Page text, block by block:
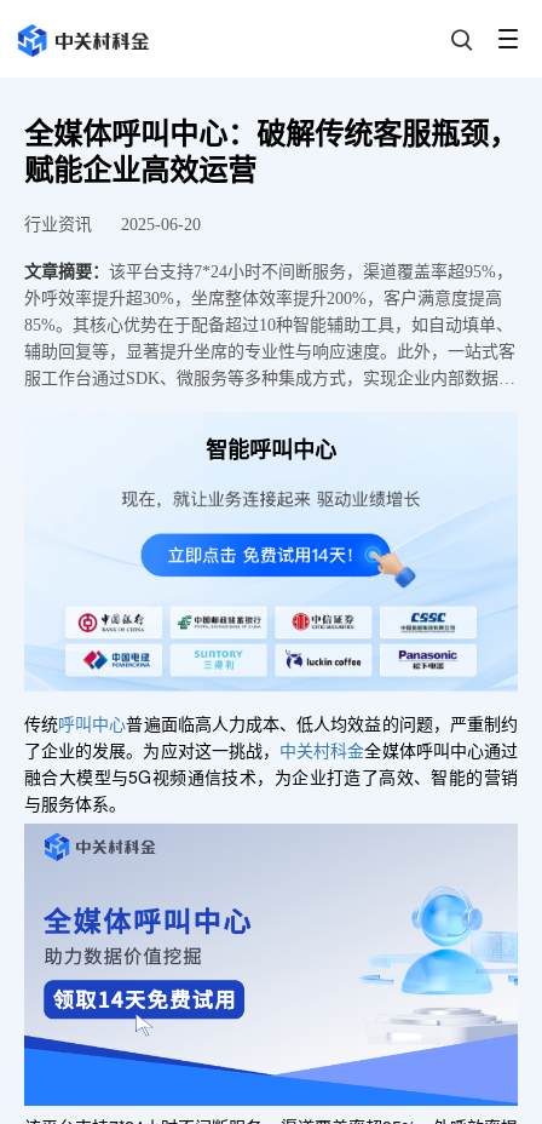
全媒体呼叫中心：破解传统客服瓶颈，
赋能企业高效运营
行业资讯 2025-06-20
文章摘要： 该平台支持7*24小时不间断服务，渠道覆盖率超95%，
外呼效率提升超30%，坐席整体效率提升200%，客户满意度提高
85%。其核心优势在于配备超过10种智能辅助工具，如自动填单、
辅助回复等，显著提升坐席的专业性与响应速度。此外，一站式客
服工作台通过SDK、微服务等多种集成方式，实现企业内部数据的
智能呼叫中心
传统呼叫中心普遍面临高人力成本、低人均效益的问题，严重制约
了企业的发展。为应对这一挑战， 中关村科金全媒体呼叫中心通过
融合大模型与5G视频通信技术，为企业打造了高效、智能的营销
与服务体系。